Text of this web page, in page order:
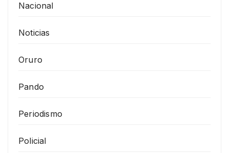
Nacional
Noticias
Oruro
Pando
Periodismo
Policial